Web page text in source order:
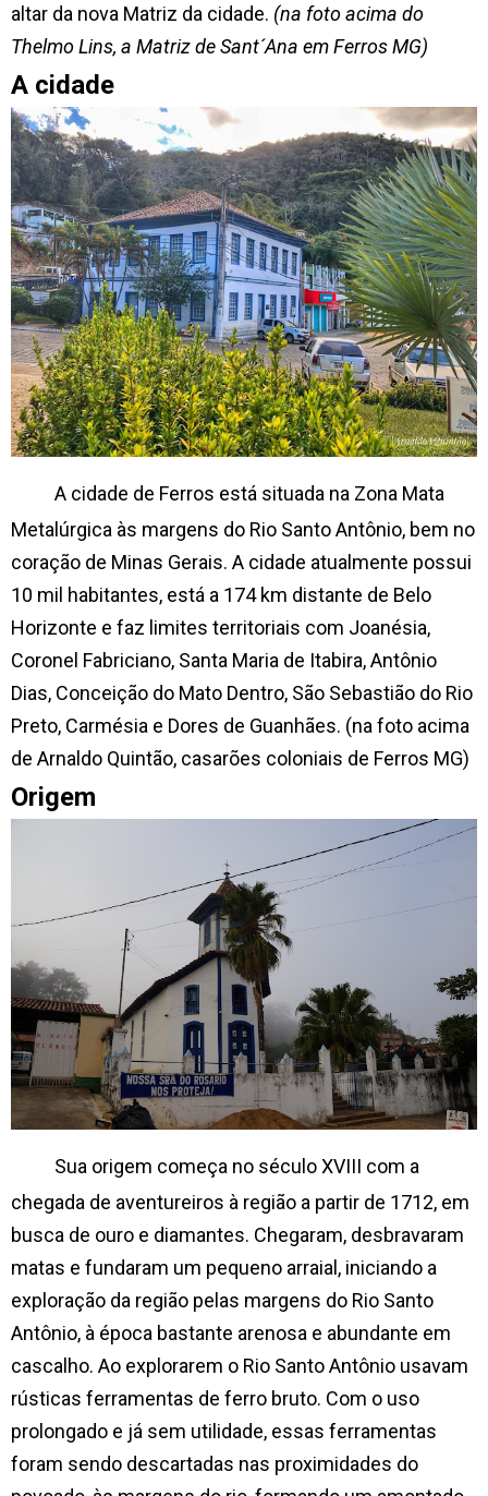
altar da nova Matriz da cidade. (na foto acima do
Thelmo Lins, a Matriz de Sant´Ana em Ferros MG)
A cidade
A cidade de Ferros está situada na Zona Mata
Metalúrgica às margens do Rio Santo Antônio, bem no
coração de Minas Gerais. A cidade atualmente possui
10 mil habitantes, está a 174 km distante de Belo
Horizonte e faz limites territoriais com Joanésia,
Coronel Fabriciano, Santa Maria de Itabira, Antônio
Dias, Conceição do Mato Dentro, São Sebastião do Rio
Preto, Carmésia e Dores de Guanhães. (na foto acima
de Arnaldo Quintão, casarões coloniais de Ferros MG)
Origem
Sua origem começa no século XVIII com a
chegada de aventureiros à região a partir de 1712, em
busca de ouro e diamantes. Chegaram, desbravaram
matas e fundaram um pequeno arraial, iniciando a
exploração da região pelas margens do Rio Santo
Antônio, à época bastante arenosa e abundante em
cascalho. Ao explorarem o Rio Santo Antônio usavam
rústicas ferramentas de ferro bruto. Com o uso
prolongado e já sem utilidade, essas ferramentas
foram sendo descartadas nas proximidades do